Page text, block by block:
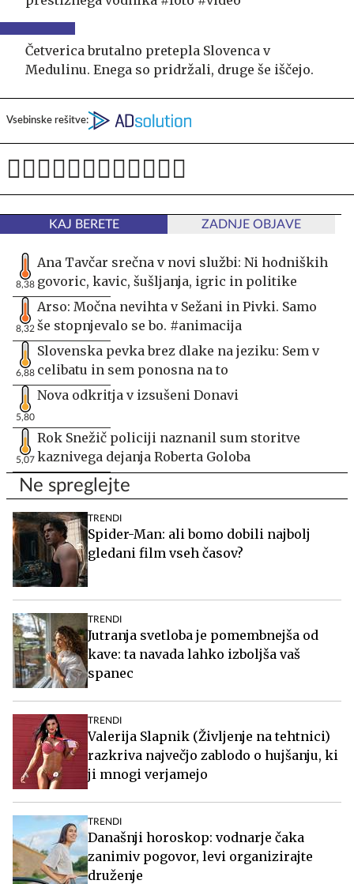
Četverica brutalno pretepla Slovenca v
Medulinu. Enega so pridržali, druge še iščejo.
Vsebinske rešitve:
KAJ BERETE ZADNJE OBJAVE
8,38
Ana Tavčar srečna v novi službi: Ni hodniških
govoric, kavic, šušljanja, igric in politike
8,32
Arso: Močna nevihta v Sežani in Pivki. Samo
še stopnjevalo se bo. #animacija
6,88
Slovenska pevka brez dlake na jeziku: Sem v
celibatu in sem ponosna na to
5,80
Nova odkritja v izsušeni Donavi
5,07
Rok Snežič policiji naznanil sum storitve
kaznivega dejanja Roberta Goloba
Ne spreglejte
TRENDI
Spider-Man: ali bomo dobili najbolj
gledani film vseh časov?
TRENDI
Jutranja svetloba je pomembnejša od
kave: ta navada lahko izboljša vaš
spanec
TRENDI
Valerija Slapnik (Življenje na tehtnici)
razkriva največjo zablodo o hujšanju, ki
ji mnogi verjamejo
TRENDI
Današnji horoskop: vodnarje čaka
zanimiv pogovor, levi organizirajte
druženje